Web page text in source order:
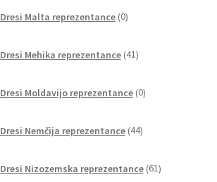
Dresi Malta reprezentance 0izdelkov
Dresi Mehika reprezentance 41izdelkov
Dresi Moldavijo reprezentance 0izdelkov
Dresi Nemčija reprezentance 44izdelkov
Dresi Nizozemska reprezentance 61izdelkov